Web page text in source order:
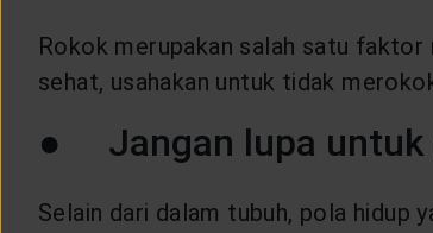
Rokok merupakan salah satu
sehat, usahakan untuk tidak
● Jangan lupa untuk
Selain dari dalam tubuh, pola hidup